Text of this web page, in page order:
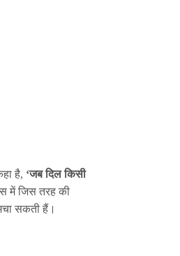
है, ‘जब दिल किसी
में जिस तरह की
सकती हैं।